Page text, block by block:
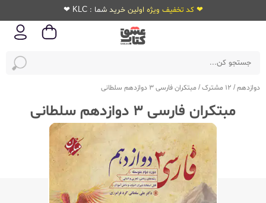
❤ کد تخفیف ویژه اولین خرید شما : KLC ❤
دوازدهم/ 12 مشترک / مبتکران فارسی 3 دوازدهم سلطانی
مبتکران فارسی 3 دوازدهم سلطانی